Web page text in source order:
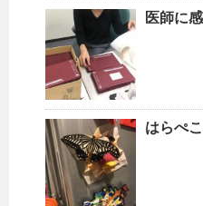
医師に
はらぺ